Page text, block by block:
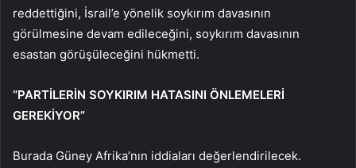
reddettiğini, İsrail’e yönelik soykırım davasının
görülmesine devam edileceğini, soykırım davasının
esastan görüşüleceğini hükmetti.
“PARTİLERİN SOYKIRIM HATASINI ÖNLEMELERİ
GEREKİYOR”
Burada Güney Afrika’nın iddiaları değerlendirilecek.